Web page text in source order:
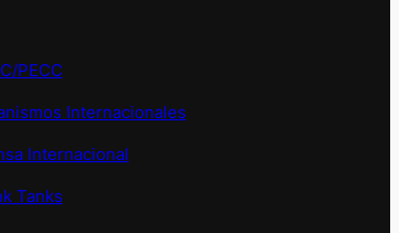
PECC
Internacionales
Internacional
Tanks